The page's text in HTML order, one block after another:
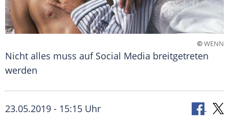
©WENN
Nicht alles muss auf Social Media breitgetreten
werden
23.05.2019 - 15:15 Uhr